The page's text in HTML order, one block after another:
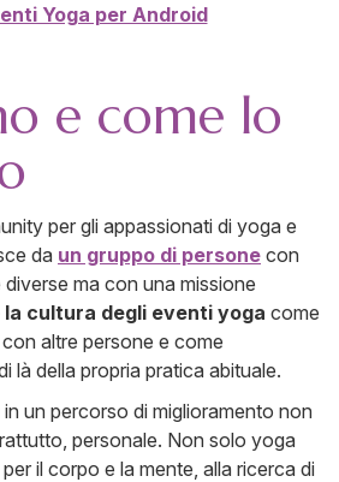
Yoga per Android
e come lo
per gli appassionati di yoga e
da un gruppo di persone con
ma con una missione
cultura degli eventi yoga come
altre persone e come
là della propria pratica abituale.
un percorso di miglioramento non
personale. Non solo yoga
il corpo e la mente, alla ricerca di